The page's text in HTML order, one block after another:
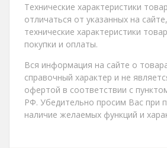
Технические характеристики
отличаться от указанных на
технические характеристики
покупки и оплаты.
Вся информация на сайте о
справочный характер и не
офертой в соответствии с
РФ. Убедительно просим Вас при
наличие желаемых функций и